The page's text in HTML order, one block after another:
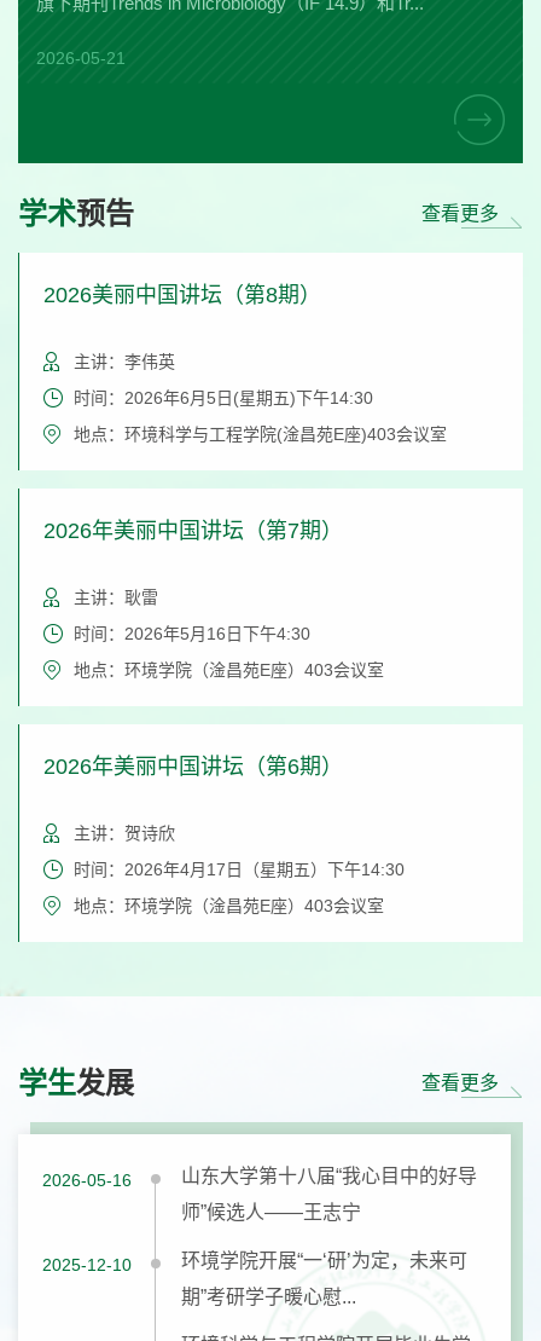
2026-05-21
学术预告 查看更多
2026美丽中国讲坛（第8期）
主讲：李伟英
时间：2026年6月5日(星期五)下午14:30
地点：环境科学与工程学院(淦昌苑E座)403会议室
2026年美丽中国讲坛（第7期）
主讲：耿雷
时间：2026年5月16日下午4:30
地点：环境学院（淦昌苑E座）403会议室
2026年美丽中国讲坛（第6期）
主讲：贺诗欣
时间：2026年4月17日（星期五）下午14:30
地点：环境学院（淦昌苑E座）403会议室
学生发展 查看更多
2026-05-16
山东大学第十八届“我心目中的好导
师”候选人——王志宁
2025-12-10
环境学院开展“一‘研’为定，未来可
期”考研学子暖心慰...